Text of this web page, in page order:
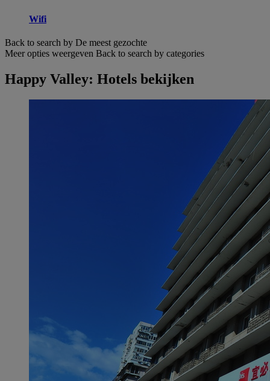
Wifi
Back to search by De meest gezochte
Meer opties weergeven Back to search by categories
Happy Valley: Hotels bekijken